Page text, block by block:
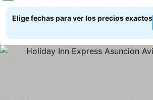
Elige fechas para ver los precios exactos